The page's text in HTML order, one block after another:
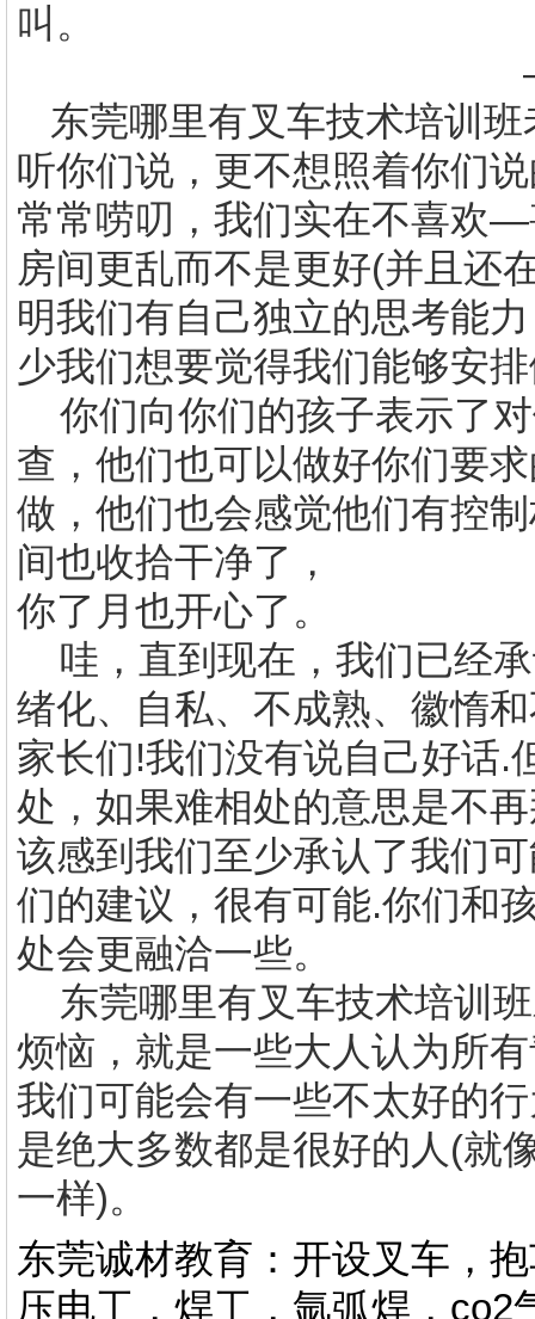
叫。
—汤
东莞哪里有叉车技术培训
听你们说，更不想照着你们
常常唠叨，我们实在不喜欢
房间更乱而不是更好(并且还
明我们有自己独立的思考能
少我们想要觉得我们能够安
你们向你们的孩子表示了
查，他们也可以做好你们要
做，他们也会感觉他们有控
间也收拾干净了，
你了月也开心了。
哇，直到现在，我们已经
绪化、自私、不成熟、徽惰
家长们!我们没有说自己好话.
处，如果难相处的意思是不
该感到我们至少承认了我们
们的建议，很有可能.你们和
处会更融洽一些。
东莞哪里有叉车技术培训班
烦恼，就是一些大人认为所
我们可能会有一些不太好的
是绝大多数都是很好的人 (就
一样)。
东莞诚材教育：开设叉车，
压电工，焊工，氩弧焊，